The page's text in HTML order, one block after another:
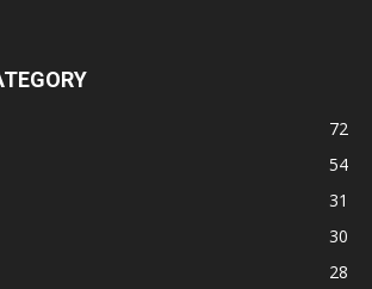
72
54
31
30
28